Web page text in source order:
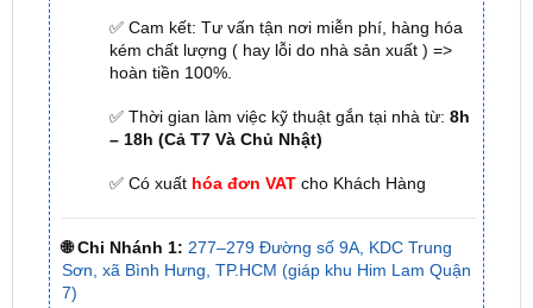
✅ Thời gian làm việc kỹ thuật gắn tại nhà từ:8h
– 18h (Cả T7 Và Chủ Nhật)
✅ Có xuấthóa đơn VATcho Khách Hàng
🌐 Chi Nhánh 1: 277–279 Đường số 9A, KDC Trung
🌐 Chi Nhánh 2: 93 Trương Định, Phường Thủ Dầu
Một, Tp.HCM (Bình Dương cũ)